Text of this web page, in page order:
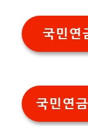
국민연
국민연